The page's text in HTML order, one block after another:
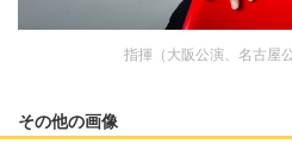
指揮（大阪公演、名古屋
その他の画像